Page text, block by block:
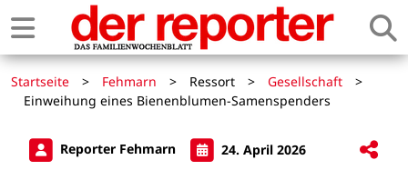
Startseite > Fehmarn > Ressort > Gesellschaft
>
Einweihung eines Bienenblumen-Samenspenders
Reporter Fehmarn 24. April 2026